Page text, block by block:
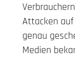
Attacken
genau
Medien